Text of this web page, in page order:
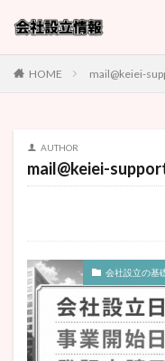
HOME mail@keiei-
AUTHOR
mail@keiei-
会社設立の基
タグ
マイクロ法人
メ
一人
一人で会社
不動産
丸投げ費
人材派遣会社